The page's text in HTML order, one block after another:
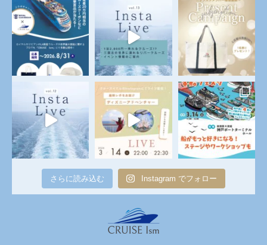
さらに読み込む Instagram でフォロー